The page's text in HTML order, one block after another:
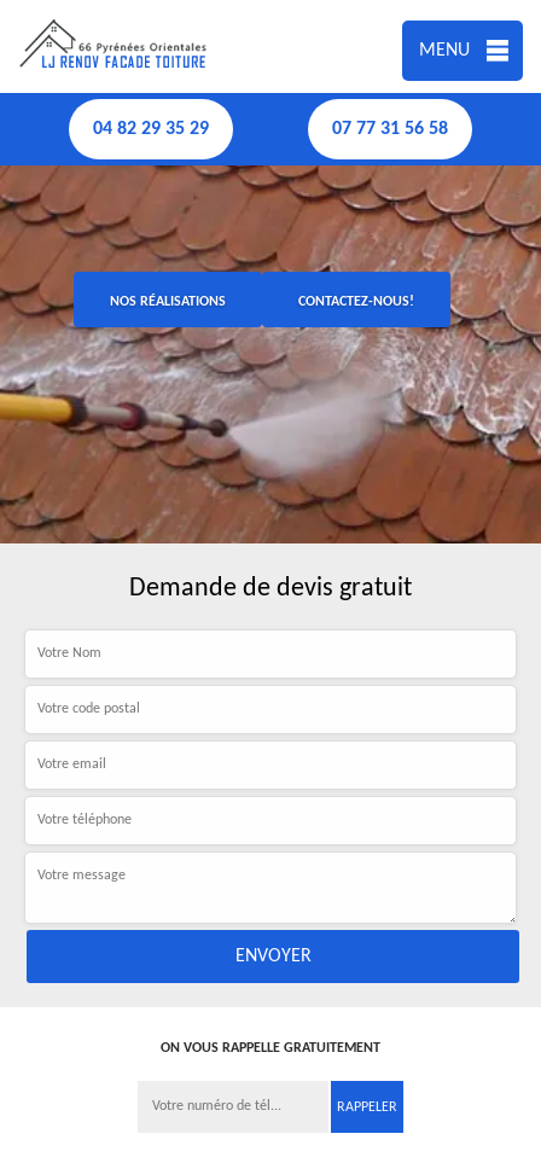
MENU
04 82 29 35 29 07 77 31 56 58
NOS RÉALISATIONS CONTACTEZ-NOUS!
Demande de devis gratuit
ON VOUS RAPPELLE GRATUITEMENT